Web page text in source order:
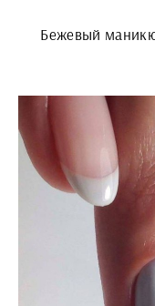
Бежевый